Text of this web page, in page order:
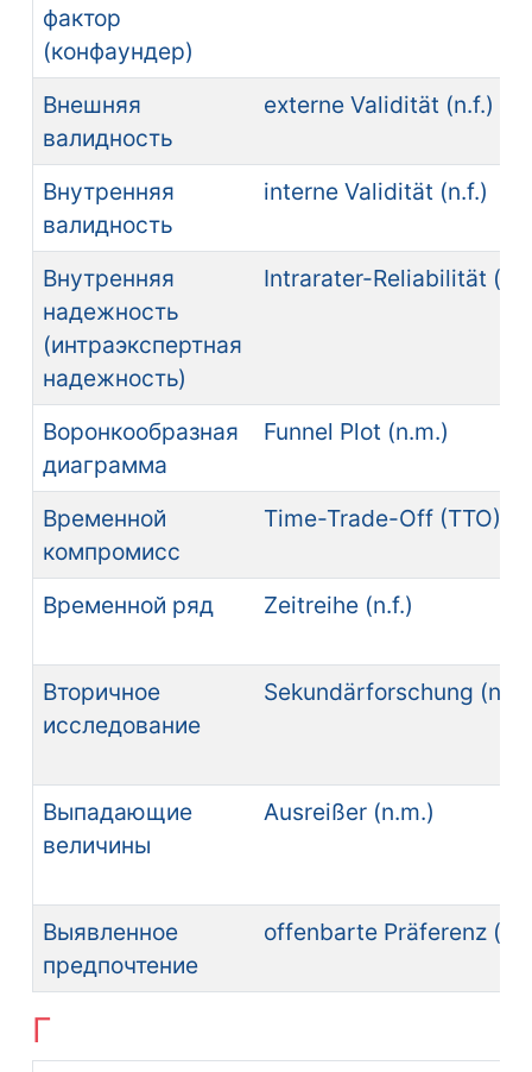
фактор
(конфаундер)
Внешняя
валидность
externe Validität (n.f.)
Внутренняя
валидность
interne Validität (n.f.)
Внутренняя
надежность
(интраэкспертная
надежность)
Intrarater-Reliabilität
Воронкообразная
диаграмма
Funnel Plot (n.m.)
Временной
компромисс
Time-Trade-Off (TTO)
Временной ряд Zeitreihe (n.f.)
Вторичное
исследование
Sekundärforschung (n.f.)
Выпадающие
величины
Ausreißer (n.m.)
Выявленное
предпочтение
offenbarte Präferenz
Г